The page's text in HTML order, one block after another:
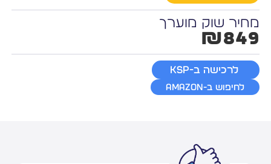
מחיר שוק מוערך
₪849
לרכישה ב-KSP
לחיפוש ב-Amazon